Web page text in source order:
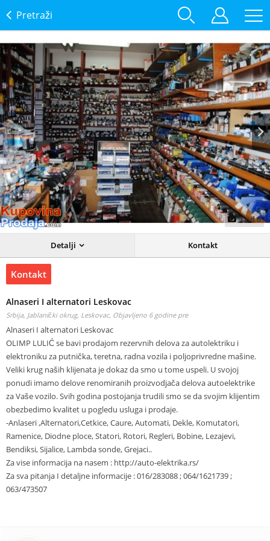
Pretraži
Prev Next
1od6
Detalji Kontakt
Kontakt
Alnaseri I alternatori Leskovac
Srbija, Jablanički okrug, Leskovac, Objavljeno 6 godine pre
Alnaseri I alternatori Leskovac
OLIMP LULIĆ se bavi prodajom rezervnih delova za autolektriku i
elektroniku za putnička, teretna, radna vozila i poljoprivredne mašine.
Veliki krug naših klijenata je dokaz da smo u tome uspeli. U svojoj
ponudi imamo delove renomiranih proizvodjača delova autoelektrike
za Vaše vozilo. Svih godina postojanja trudili smo se da svojim klijentim
obezbedimo kvalitet u pogledu usluga i prodaje.
-Anlaseri ,Alternatori,Cetkice, Caure, Automati, Dekle, Komutatori,
Ramenice, Diodne ploce, Statori, Rotori, Regleri, Bobine, Lezajevi,
Bendiksi, Sijalice, Lambda sonde, Grejaci..
Za vise informacija na nasem : http://auto-elektrika.rs/
Za sva pitanja I detaljne informacije : 016/283088 ; 064/1621739 ;
063/473507